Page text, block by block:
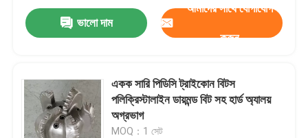
ভালো দাম
আমাদের সাথে যোগাযোগ
করুন
একক সারি পিডিসি ট্রাইকোন বিটস
পলিক্রিস্টালাইন ডায়মন্ড বিট সহ হার্ড অ্যালয়
অগ্রভাগ
MOQ：1 সেট